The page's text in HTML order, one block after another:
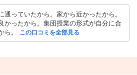
通っていたから。家から近かったから。
かったから。集団授業の形式が自分に合
ら。 この口コミを全部見る